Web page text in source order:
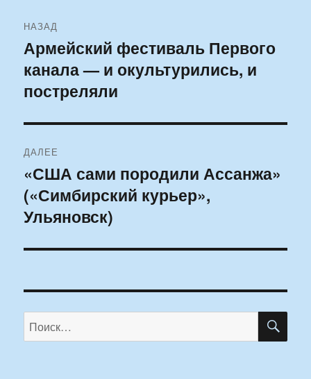
по
записям
НАЗАД
Предыдущая
запись:
Армейский фестиваль Первого
канала — и окультурились, и
постреляли
ДАЛЕЕ
Следующая
запись:
«США сами породили Ассанжа»
(«Симбирский курьер»,
Ульяновск)
Искать: